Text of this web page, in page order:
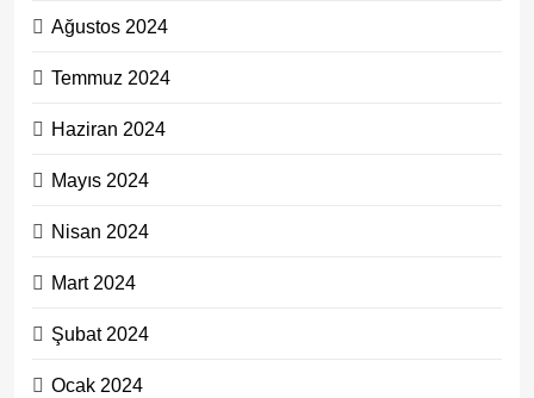
Ağustos 2024
Temmuz 2024
Haziran 2024
Mayıs 2024
Nisan 2024
Mart 2024
Şubat 2024
Ocak 2024